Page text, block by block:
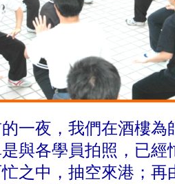
一夜，我們在酒樓
與各學員拍照，已
之中，抽空來港；